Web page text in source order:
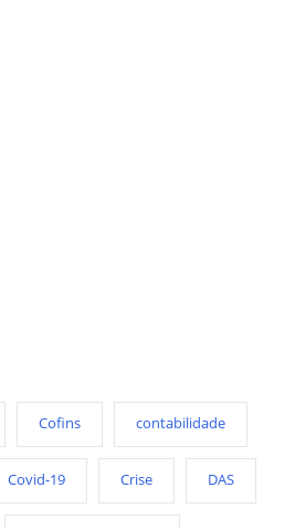
Cofins contabilidade
Covid-19 Crise DAS